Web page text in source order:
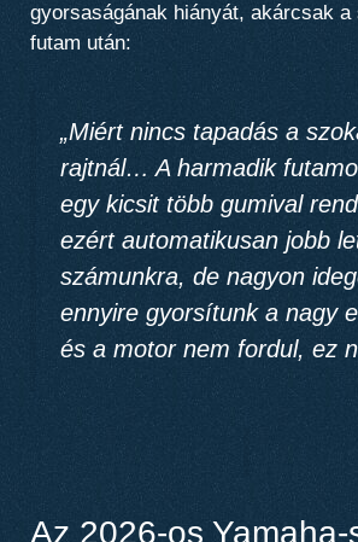
gyorsaságának hiányát, akárcsak
futam után:
„Miért nincs tapadás a
rajtnál… A harmadik
egy kicsit több gumival
ezért automatikusan jobb
számunkra, de nagyon
ennyire gyorsítunk a nagy
és a motor nem fordul, ez
Az 2026-os Yamaha-